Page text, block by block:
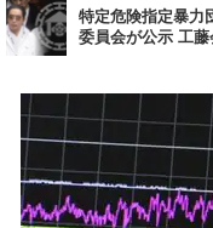
特定危険指定暴力
委員会が公示 工